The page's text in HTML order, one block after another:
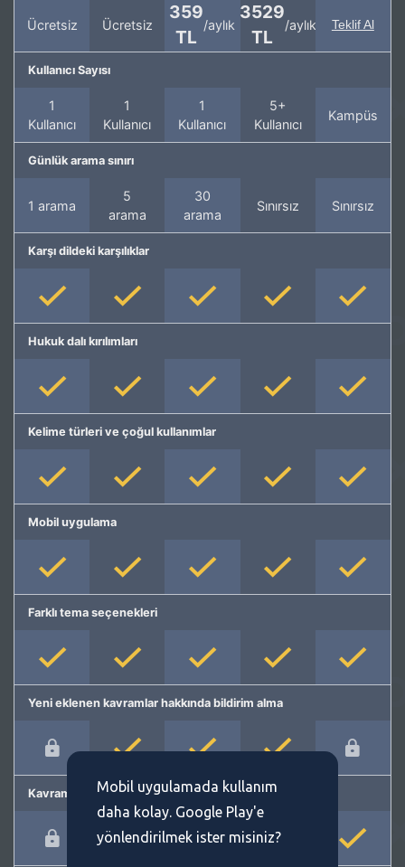
Ücretsiz Ücretsiz
359
TL
/aylık
3529
TL
/aylık Teklif Al
Kullanıcı Sayısı
1
Kullanıcı
1
Kullanıcı
1
Kullanıcı
5+
Kullanıcı
Kampüs
Günlük arama sınırı
1 arama
5
arama
30
arama
Sınırsız Sınırsız
Karşı dildeki karşılıklar
Hukuk dalı kırılımları
Kelime türleri ve çoğul kullanımlar
Mobil uygulama
Farklı tema seçenekleri
Yeni eklenen kavramlar hakkında bildirim alma
Kavram önermeMobil uygulamada kullanım
daha kolay. Google Play'e
yönlendirilmek ister misiniz?